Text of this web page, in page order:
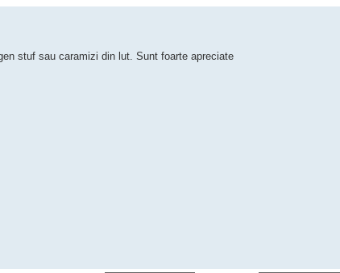
stuf sau caramizi din lut. Sunt foarte apreciate